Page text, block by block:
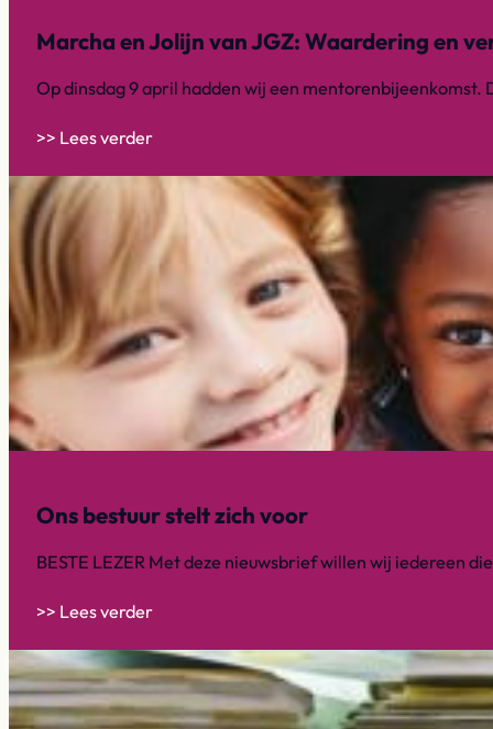
Marcha en Jolijn van JGZ: Waardering en
Op dinsdag 9 april hadden wij een
>> Lees verder
Ons bestuur stelt zich voor
BESTE LEZER Met deze nieuwsbrief willen wij iedereen
>> Lees verder